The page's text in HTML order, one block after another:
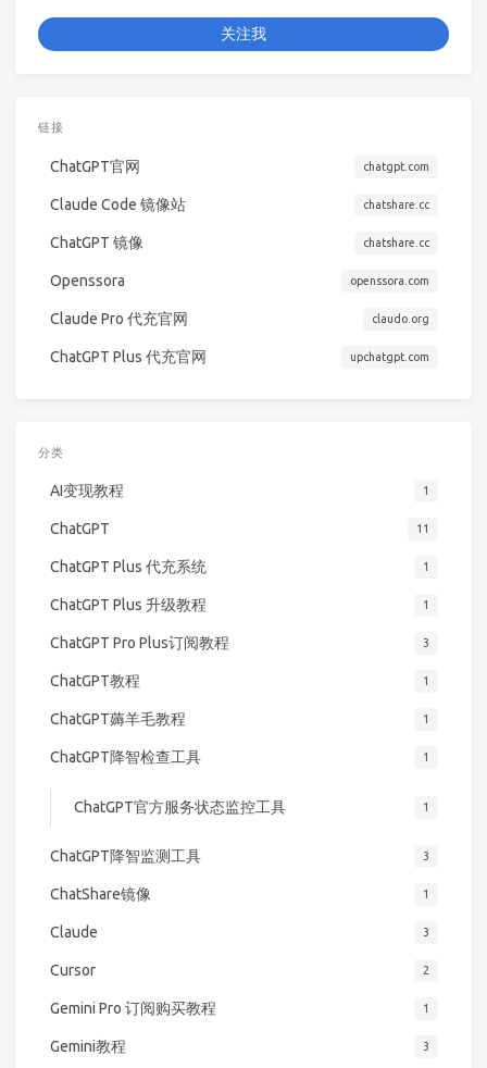
关注我
链接
ChatGPT官网 chatgpt.com
Claude Code 镜像站 chatshare.cc
ChatGPT 镜像 chatshare.cc
Openssora openssora.com
Claude Pro 代充官网 claudo.org
ChatGPT Plus 代充官网 upchatgpt.com
分类
AI变现教程 1
ChatGPT 11
ChatGPT Plus 代充系统 1
ChatGPT Plus 升级教程 1
ChatGPT Pro Plus订阅教程 3
ChatGPT教程 1
ChatGPT薅羊毛教程 1
ChatGPT降智检查工具 1
ChatGPT官方服务状态监控工具 1
ChatGPT降智监测工具 3
ChatShare镜像 1
Claude 3
Cursor 2
Gemini Pro 订阅购买教程 1
Gemini教程 3